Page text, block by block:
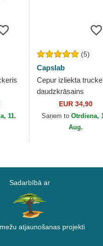
11.
(5)
Capslab
Cepur izliekta
daudzkrāsains
snapback SMI Jerry
Looney Tunes no
EUR 34,90
Saņem toOtrdiena,
Aug.
Sadarbībā ar
atjaunošanas projekti